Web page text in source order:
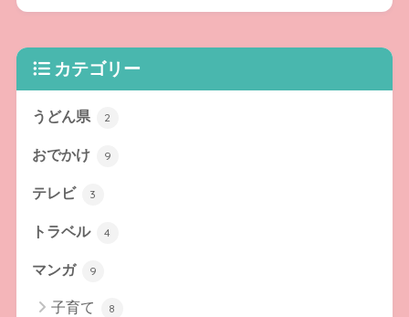
カテゴリー
うどん県 2
おでかけ 9
テレビ 3
トラベル 4
マンガ 9
子育て 8